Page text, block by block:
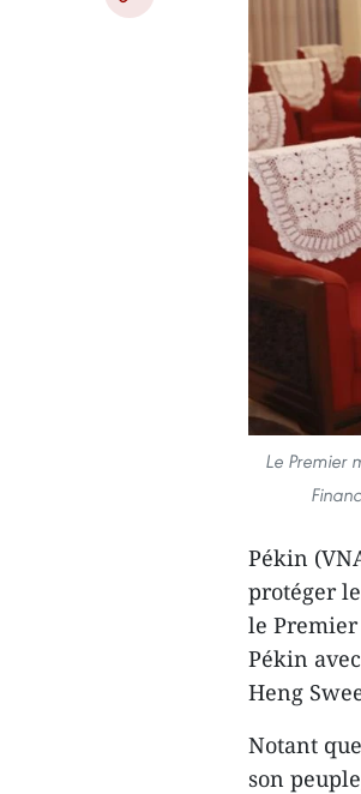
Le Premier
Pékin
protéger
le
Pékin
Heng
Notant
son